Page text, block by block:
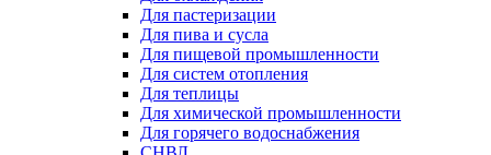
Для пастеризации
Для пива и сусла
Для пищевой промышленности
Для систем отопления
Для теплицы
Для химической промышленности
Для горячего водоснабжения